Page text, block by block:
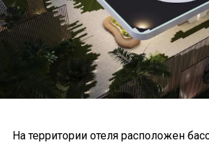
На территории отеля расположен